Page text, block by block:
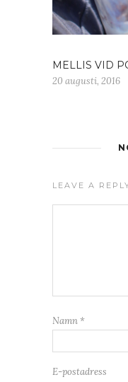
MELLIS VID
20 augusti, 2016
LEAVE A
Namn *
E-postadress